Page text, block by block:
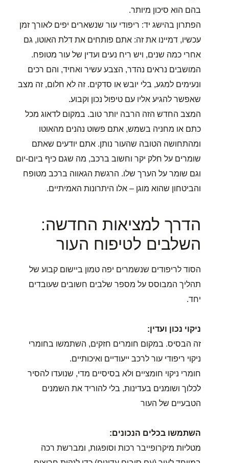
בהם הוא סיכון מיותר.
הפתרון בהישג יד: ריפודי עור שנשארים יפים לאורך זמן
עכשיו, דמיינו את זה: אתם פותחים את דלת האוטו, גם
אחרי כמה שנים, ויש ריח נעים ועדין של עור מטופח.
המושבים נראים נהדר, הצבע עשיר ואחיד, והם רכים
ונעימים למגע, בלי יובש או סדקים. זה לא חלום, זה מצב
שאפשר להגיע אליו עם טיפול נכון וקבוע.
המצב החדש הזה הרבה יותר טוב. במקום לדאוג מכל
כתם או מחניה בשמש, אתם פשוט נהנים מהאוטו
ומהתחושה הטובה שהעור נותן. אתם יודעים שאתם
שומרים על חלק יקר וחשוב ברכב, מה שגם כיף ביום-יום
וגם שומר על הערך שלו. הרגשת הגאווה ברכב מטופח
והביטחון שהוא מוגן – אלו היתרונות האמיתיים.
הדרך למציאות החדשה:
השלבים לטיפוח העור
הסוד לריפודים שנשמרים יפה טמון ביישום קבוע של
תהליך המבוסס על מספר שלבים חשובים שעובדים
יחד.
ניקוי נכון ועדין:
זה הבסיס. במקום חומרים חזקים, השתמשו בחומרי
ניקוי ריפודי עור לרכב ייעודיים ואיכותיים.
חומרי ניקוי חומציים ולא בסיסיים מדי, שנועדו להסיר
לכלוך ושומנים בעדינות, בלי להוריד את השמנים
הטבעיים של העור
השתמשו בכלים הנכונים:
מטליות מיקרופייבר רכות וסופגות, ומברשת רכה